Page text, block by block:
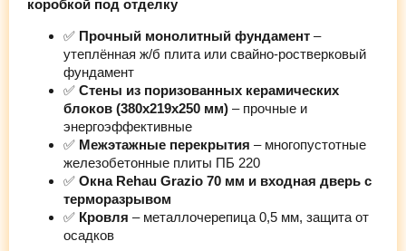
коробкой под отделку
✅ Прочный монолитный фундамент –
утеплённая ж/б плита или свайно-ростверковый
фундамент
✅ Стены из поризованных керамических
блоков (380х219х250 мм) – прочные и
энергоэффективные
✅ Межэтажные перекрытия – многопустотные
железобетонные плиты ПБ 220
✅ Окна Rehau Grazio 70 мм и входная дверь с
терморазрывом
✅ Кровля – металлочерепица 0,5 мм, защита от
осадков